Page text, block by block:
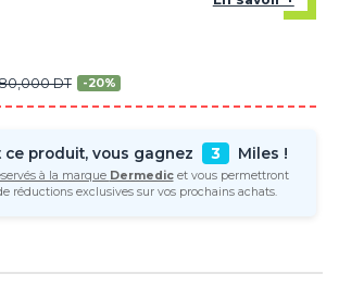
DT -20%
ce produit, vous gagnez 3 Miles !
à la marque Dermedicet vous permettront
réductions exclusives sur vos prochains achats.